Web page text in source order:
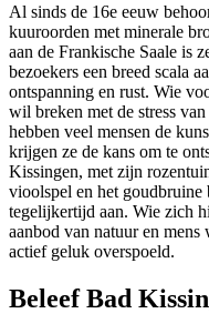
Al sinds de 16e eeuw
kuuroorden met minerale
aan de Frankische Saale is
bezoekers een breed scala
ontspanning en rust. Wie
wil breken met de stress
hebben veel mensen de
krijgen ze de kans om te
Kissingen, met zijn
vioolspel en het goudbruine
tegelijkertijd aan. Wie zich
aanbod van natuur en
actief geluk overspoeld.
Beleef Bad